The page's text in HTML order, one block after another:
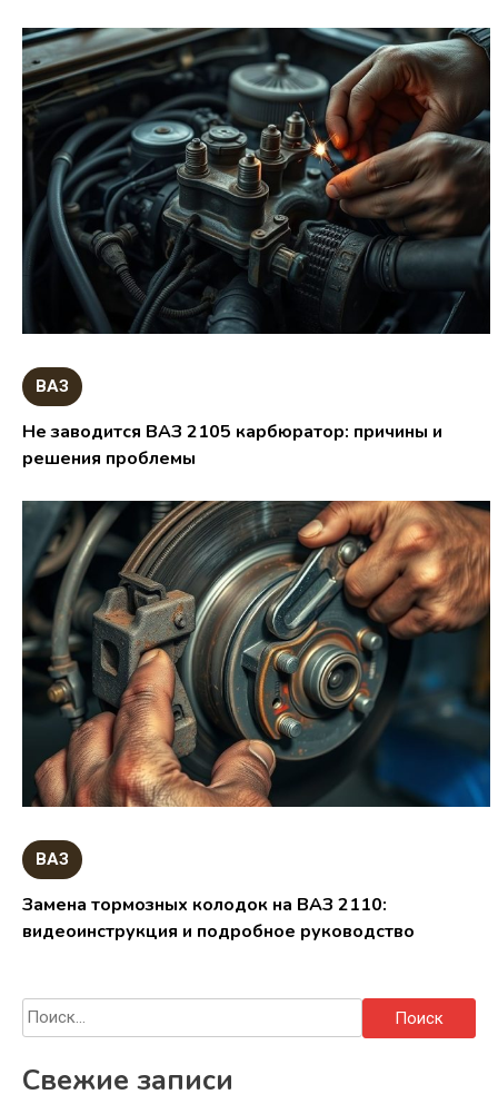
ВАЗ
Не заводится ВАЗ 2105 карбюратор: причины и
решения проблемы
ВАЗ
Замена тормозных колодок на ВАЗ 2110:
видеоинструкция и подробное руководство
Найти:
Свежие записи